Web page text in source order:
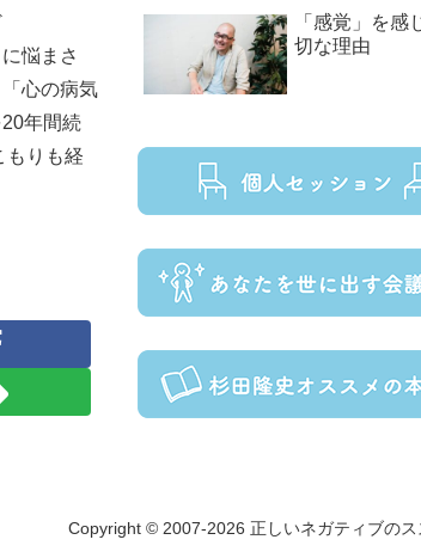
悩まさ
心の病気
年間続
もりも経
「感覚」を感
切な理由
Copyright © 2007-2026 正しいネガティブのス